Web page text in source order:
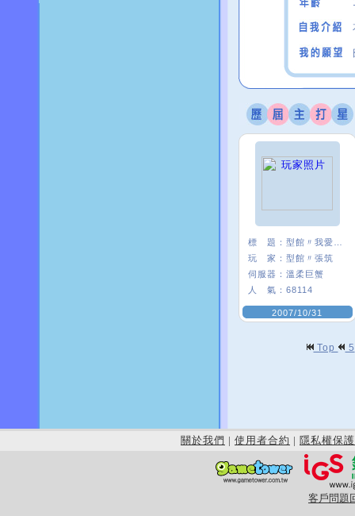
標 題：
玩 家： 型館〃張筑
伺服器： 溫柔巨蟹
人 氣： 68114
2007/10/31
Top 5
關於我們 | 使用者合約 | 隱私權保護
客戶問題